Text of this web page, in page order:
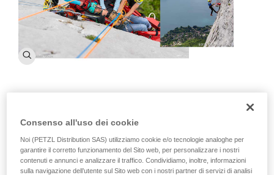
È il Centre National d’Entraînement au Ski et à l’Alpinisme
delle Compagnies Républicaine de Sécurité. Nato il 3
gennaio 1955, è il decano delle scuole del Soccorso alpino e
il capogruppo della specialità alpina delle CRS.
Consenso all'uso dei cookie
Noi (PETZL Distribution SAS) utilizziamo cookie e/o tecnologie analoghe per
garantire il corretto funzionamento del Sito web, per personalizzare i nostri
contenuti e annunci e analizzare il traffico. Condividiamo, inoltre, informazioni
sulla navigazione dell’utente sul Sito web con i nostri partner di servizi di analisi